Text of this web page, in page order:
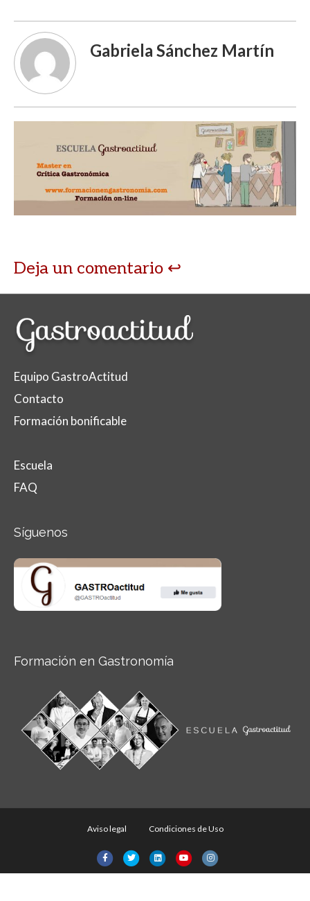
Gabriela Sánchez Martín
Deja un comentario
Equipo GastroActitud
Contacto
Formación bonificable
Escuela
FAQ
Síguenos
Formación en Gastronomía
Aviso legal Condiciones de Uso
FacebookTwitterLinkedinYoutubeInstagram